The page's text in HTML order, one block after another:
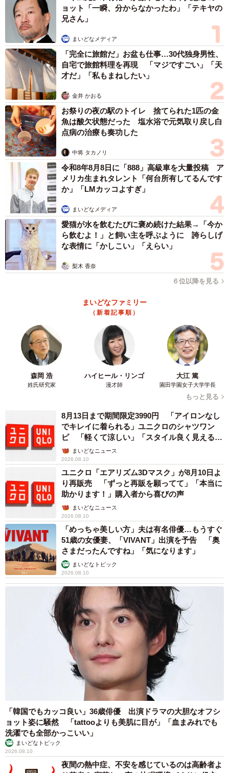
ョット「一瞬、分からなかったわ」「テキヤの
兄さん」
まいどなメディア
「完全に旅館だ」お盆も仕事…30代独身男性、
自宅で旅館料理を再現 「マジですごい」「天
才だ」「私もまねしたい」
金井 かおる
お祭りの夜の駅のトイレ 捨てられた1匹の金
魚は酸欠状態だった 塩水浴で元気取り戻し白
点病の治療も奏功した
中将 タカノリ
令和8年8月8日に「888」高級車を大量投稿 ア
メリカ生まれタレント「何台所有してるんです
か」「LMカッコよすぎ」
まいどなメディア
愛猫が水を飲むたびに褒め続けた結果→「今か
ら飲むよ！」と飼い主を呼ぶように 誇らしげ
な表情に「かしこい」「えらい」
梨木 香奈
６位以降を見る
まいどなファミリー
（新着記事順）
森岡 浩
姓氏研究家
ハイヒール・リンゴ
漫才師
大江 篤
園田学園女子大学学長
もっと見る
8月13日まで期間限定3990円 「アイロンなし
でキレイに着られる」ユニクロのシャツワン
ピ 「軽くて涼しい」「スタイル良く見える」
の声まいどなニュース
2026.08.10
ユニクロ「エアリズム3Dマスク」が8月10日よ
り再販売 「ずっと再販を願ってて」「本当に
助かります！」購入者から喜びの声
まいどなニュース
2026.08.10
「めっちゃ美しい方」夫は有名俳優…もうすぐ
51歳の女優妻、「VIVANT」出演を予告 「奥
さまだったんですね」「気になります」
まいどなトピック
2026.08.10
「韓国でもカッコ良い」36歳俳優 出演ドラマの大胆なオフシ
ョット姿に騒然 「tattooよりも美肌に目が」「血まみれでも
洗濯でも全部かっこいい」
まいどなトピック
2026.08.10
夜間の熱中症、不安を感じているのは高齢者よ